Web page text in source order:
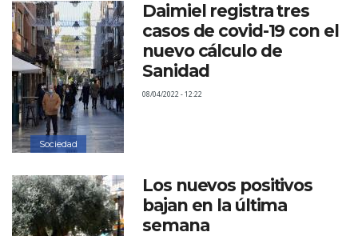
Sociedad
Daimiel registra tres
casos de covid-19 con el
nuevo cálculo de
Sanidad
08/04/2022 - 12:22
Los nuevos positivos
bajan en la última
semana